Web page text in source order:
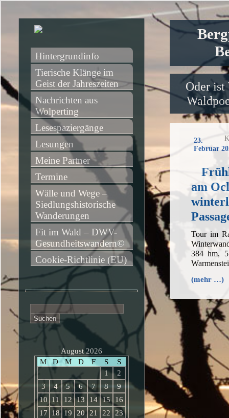
Oder ist
23.
Februar
am
Tour im
384 hm,
(mehr …)
Hintergrundinfo
Tierische Klänge im
Geist der Jahreszeiten
Nachrichten aus
Wolperting
Lesespaziergänge
Lesungen
Meine Partner
Termine
Wälle und Wege –
Siedlungshistorische
Wanderungen
Fit im Wald – DWV-
Gesundheitswandern©
Cookie-Richtlinie (EU)
nach:
August 2026
M
D M D F S
S
1
2
3
4 5 6 7 8
9
10
11 12 13 14 15
16
17
18 19 20 21 22
23